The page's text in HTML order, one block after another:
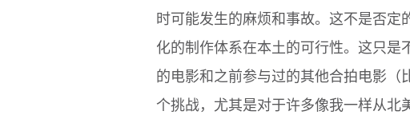
时可能发生的麻烦和事故。这不是否定
化的制作体系在本土的可行性。这只
的电影和之前参与过的其他合拍电影（
个挑战，尤其是对于许多像我一样从北